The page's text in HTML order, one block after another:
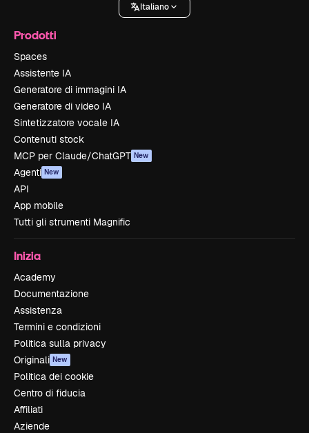
Italiano
Prodotti
Spaces
Assistente IA
Generatore di immagini IA
Generatore di video IA
Sintetizzatore vocale IA
Contenuti stock
MCP per Claude/ChatGPT New
Agenti New
API
App mobile
Tutti gli strumenti Magnific
Inizia
Academy
Documentazione
Assistenza
Termini e condizioni
Politica sulla privacy
Originali New
Politica dei cookie
Centro di fiducia
Affiliati
Aziende